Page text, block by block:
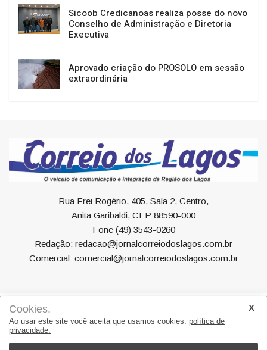
Sicoob Credicanoas realiza posse do novo
Conselho de Administração e Diretoria
Executiva
Aprovado criação do PROSOLO em sessão
extraordinária
Rua Frei Rogério, 405, Sala 2, Centro,
Anita Garibaldi, CEP 88590-000
Fone (49) 3543-0260
Redação: redacao@jornalcorreiodoslagos.com.br
Comercial: comercial@jornalcorreiodoslagos.com.br
Geral Política Economia Saúde
Variedades
Eventos
Cookies.
Ao usar este site você aceita que usamos cookies. política de
privacidade.